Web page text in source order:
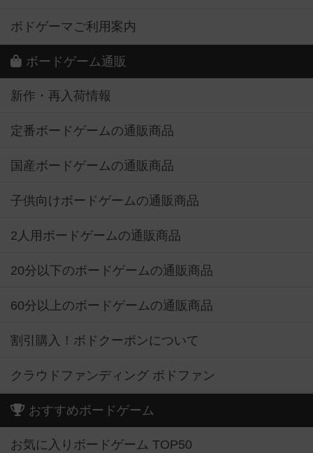
ボドゲーマご利用案内
ボードゲーム通販
新作・再入荷情報
定番ボードゲームの通販商品
国産ボードゲームの通販商品
子供向けボードゲームの通販商品
2人用ボードゲームの通販商品
20分以下のボードゲームの通販商品
60分以上のボードゲームの通販商品
割引購入！ボドクーポンについて
クラウドファンディング ボドファン
おすすめボードゲーム
お気に入りボードゲーム TOP50